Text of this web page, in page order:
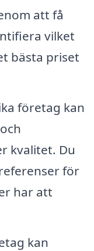
att få
vilket
bästa priset
företag kan
kvalitet. Du
för
har att
kan